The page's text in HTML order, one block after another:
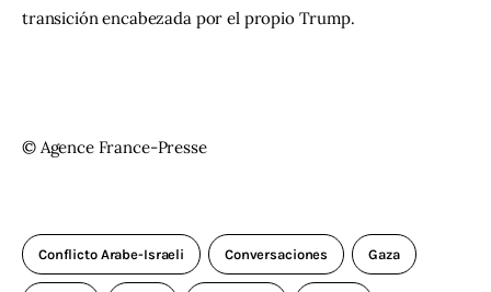
transición encabezada por el propio Trump.
© Agence France-Presse
Conflicto Arabe-Israeli Conversaciones Gaza